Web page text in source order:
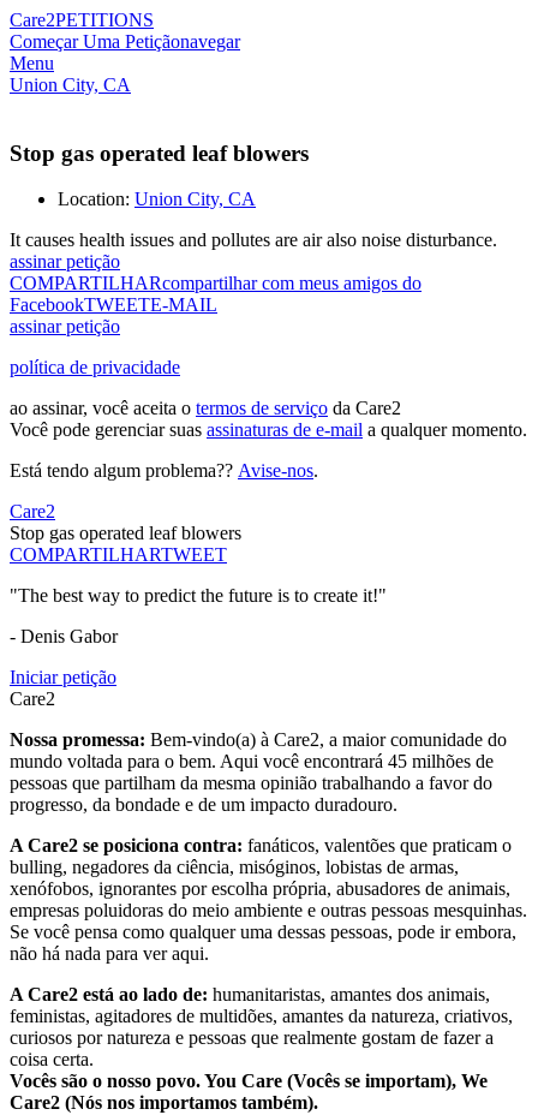
Care2PETITIONS
Começar Uma Petiçãonavegar
Menu
Union City, CA
Stop gas operated leaf blowers
Location: Union City, CA
It causes health issues and pollutes are air also noise disturbance.
assinar petição
COMPARTILHARcompartilhar com meus amigos do
FacebookTWEETE-MAIL
assinar petição
política de privacidade
ao assinar, você aceita o termos de serviço da Care2
Você pode gerenciar suas assinaturas de e-mail a qualquer momento.
Está tendo algum problema?? Avise-nos.
Care2
Stop gas operated leaf blowers
COMPARTILHARTWEET
"The best way to predict the future is to create it!"
- Denis Gabor
Iniciar petição
Care2
Nossa promessa: Bem-vindo(a) à Care2, a maior comunidade do
mundo voltada para o bem. Aqui você encontrará 45 milhões de
pessoas que partilham da mesma opinião trabalhando a favor do
progresso, da bondade e de um impacto duradouro.
A Care2 se posiciona contra: fanáticos, valentões que praticam o
bulling, negadores da ciência, misóginos, lobistas de armas,
xenófobos, ignorantes por escolha própria, abusadores de animais,
empresas poluidoras do meio ambiente e outras pessoas mesquinhas.
Se você pensa como qualquer uma dessas pessoas, pode ir embora,
não há nada para ver aqui.
A Care2 está ao lado de: humanitaristas, amantes dos animais,
feministas, agitadores de multidões, amantes da natureza, criativos,
curiosos por natureza e pessoas que realmente gostam de fazer a
coisa certa.
Vocês são o nosso povo. You Care (Vocês se importam), We
Care2 (Nós nos importamos também).